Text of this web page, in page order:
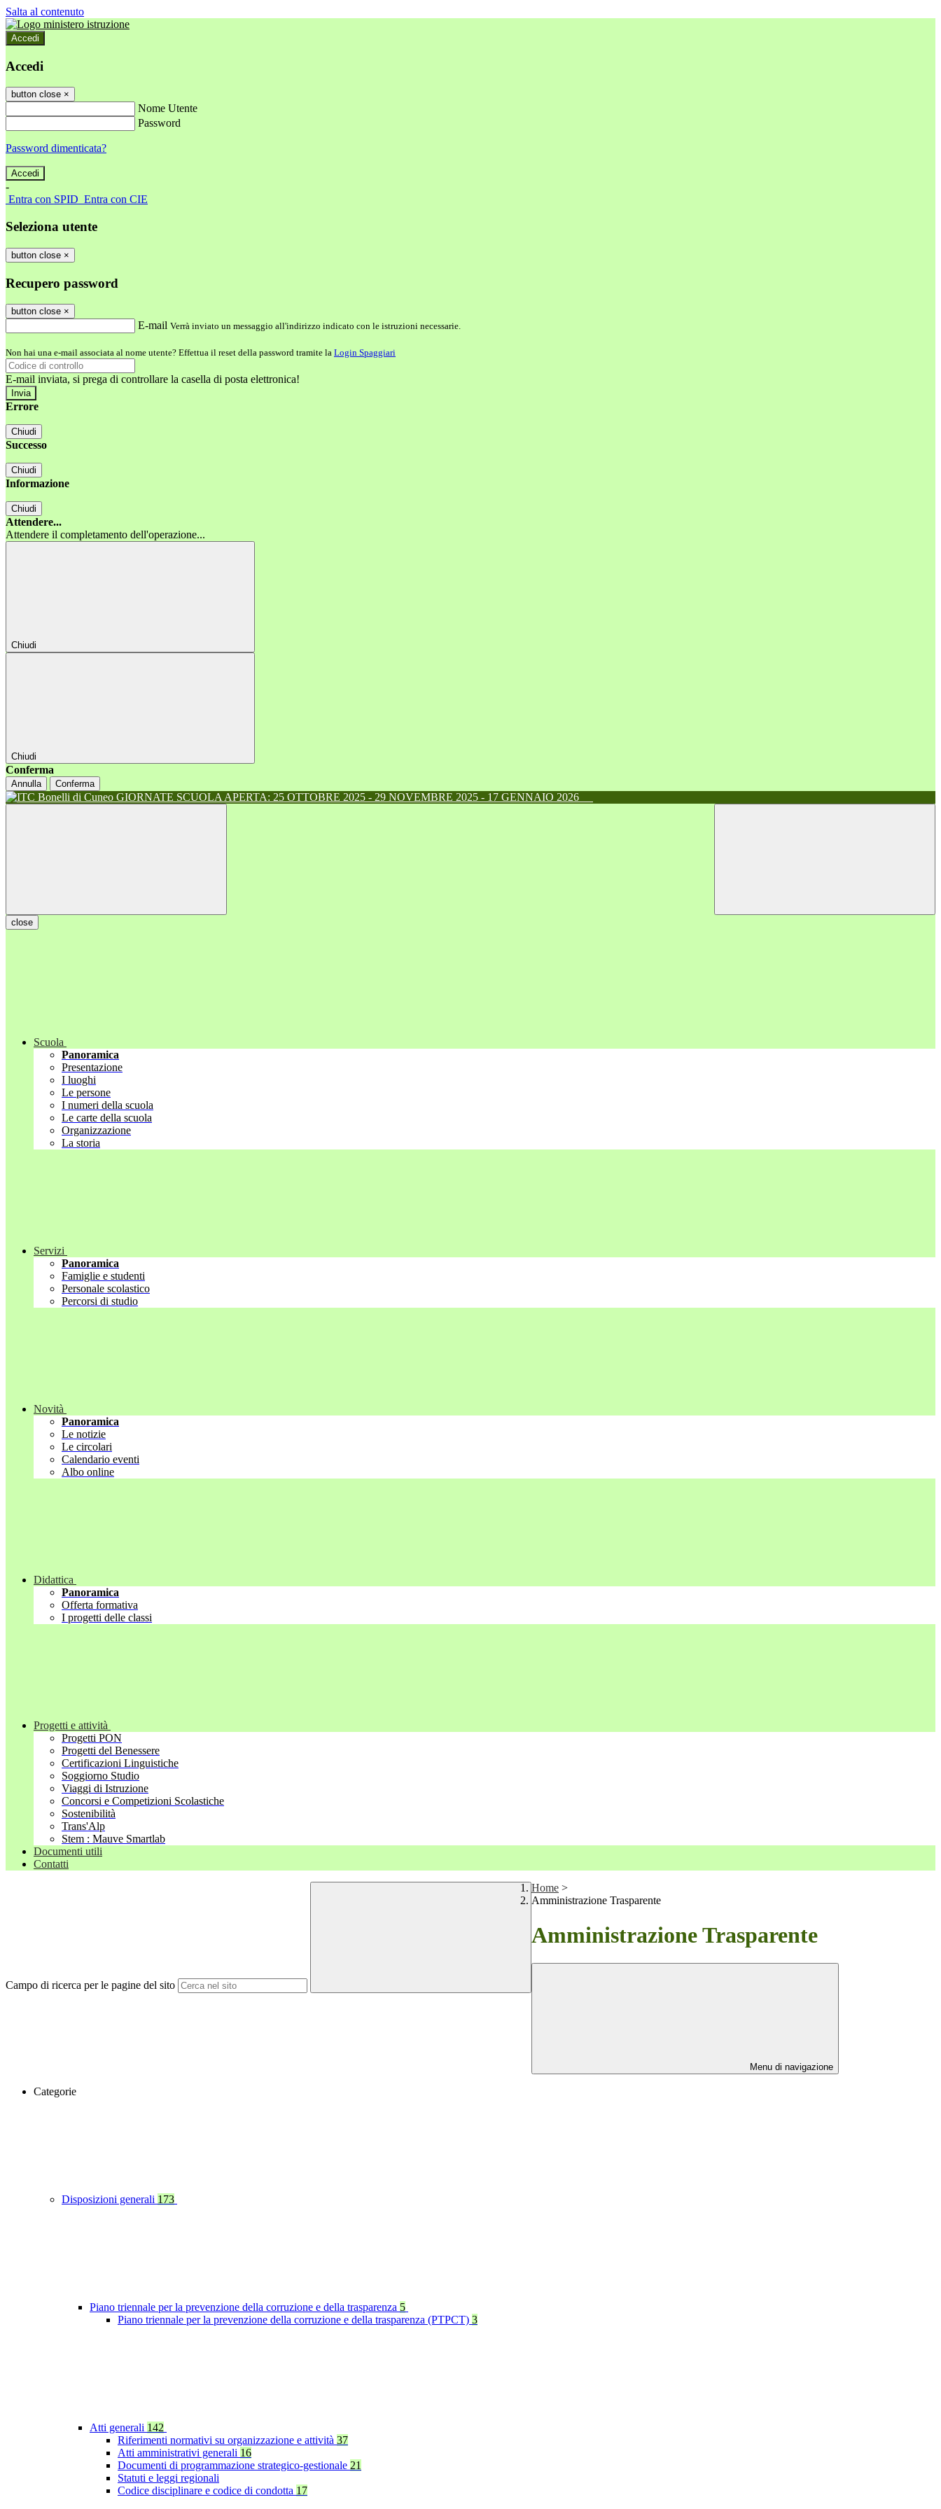
Salta al contenuto
Accedi
Accedi
button close ×
Nome Utente
Password
Password dimenticata?
-
Entra con SPID Entra con CIE
Seleziona utente
button close ×
Recupero password
button close ×
E-mail Verrà inviato un messaggio all'indirizzo indicato con le istruzioni necessarie.
Non hai una e-mail associata al nome utente? Effettua il reset della password tramite la Login Spaggiari
E-mail inviata, si prega di controllare la casella di posta elettronica!
Errore
Chiudi
Successo
Chiudi
Informazione
Chiudi
Attendere...
Attendere il completamento dell'operazione...
Chiudi
Chiudi
Conferma
Annulla Conferma
GIORNATE SCUOLA APERTA: 25 OTTOBRE 2025 - 29 NOVEMBRE 2025 - 17 GENNAIO 2026
close
Scuola
Panoramica
Presentazione
I luoghi
Le persone
I numeri della scuola
Le carte della scuola
Organizzazione
La storia
Servizi
Panoramica
Famiglie e studenti
Personale scolastico
Percorsi di studio
Novità
Panoramica
Le notizie
Le circolari
Calendario eventi
Albo online
Didattica
Panoramica
Offerta formativa
I progetti delle classi
Progetti e attività
Progetti PON
Progetti del Benessere
Certificazioni Linguistiche
Soggiorno Studio
Viaggi di Istruzione
Concorsi e Competizioni Scolastiche
Sostenibilità
Trans'Alp
Stem : Mauve Smartlab
Documenti utili
Contatti
Campo di ricerca per le pagine del sito
Home >
Amministrazione Trasparente
Amministrazione Trasparente
Menu di navigazione
Categorie
Disposizioni generali 173
Piano triennale per la prevenzione della corruzione e della trasparenza 5
Piano triennale per la prevenzione della corruzione e della trasparenza (PTPCT) 3
Atti generali 142
Riferimenti normativi su organizzazione e attività 37
Atti amministrativi generali 16
Documenti di programmazione strategico-gestionale 21
Statuti e leggi regionali
Codice disciplinare e codice di condotta 17